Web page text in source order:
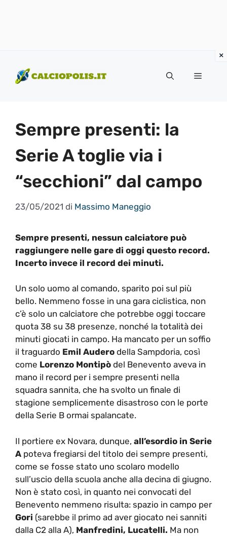
contenuto
Menu
Sempre presenti: la
Serie A toglie via i
“secchioni” dal campo
23/05/2021 di Massimo Maneggio
Sempre presenti, nessun calciatore può
raggiungere nelle gare di oggi questo record.
Incerto invece il record dei minuti.
Un solo uomo al comando, sparito poi sul più
bello. Nemmeno fosse in una gara ciclistica, non
c’è solo un calciatore che potrebbe oggi toccare
quota 38 su 38 presenze, nonché la totalità dei
minuti giocati in campo. Ha mancato per un soffio
il traguardo Emil Audero della Sampdoria, così
come Lorenzo Montipò del Benevento aveva in
mano il record per i sempre presenti nella
squadra sannita, che ha svolto un finale di
stagione semplicemente disastroso con le porte
della Serie B ormai spalancate.
Il portiere ex Novara, dunque, all’esordio in Serie
A poteva fregiarsi del titolo dei sempre presenti,
come se fosse stato uno scolaro modello
sull’uscio della scuola anche alla decina di giugno.
Non è stato così, in quanto nei convocati del
Benevento nemmeno risulta: spazio in campo per
Gori (sarebbe il primo ad aver giocato nei sanniti
dalla C2 alla A), Manfredini, Lucatelli. Ma non